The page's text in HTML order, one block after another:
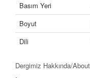
Basım Yeri
Boyut
Dili
Dergimiz Hakkında/